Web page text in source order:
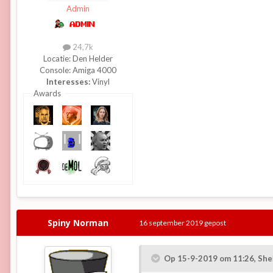
Admin
24,7k
Locatie:Den Helder
Console:Amiga 4000
Interesses:Vinyl
Awards
Spiny Norman 16 september 2019 gepost
Op 15-9-2019 om 11:26,